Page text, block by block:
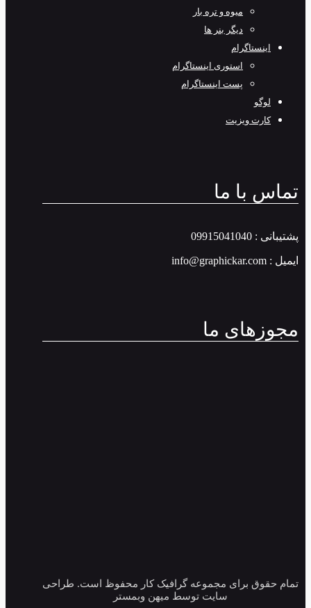
میوه و تره بار
دیگر بنر ها
اینستاگرام
استوری اینستاگرام
پست اینستاگرام
لوگو
کارت ویزیت
تماس با ما
پشتیبانی : 09915041040
ایمیل : info@graphickar.com
مجوزهای ما
تمام حقوق برای مجموعه گرافیک کار محفوظ است. طراحی
سایت توسط میهن وبمستر